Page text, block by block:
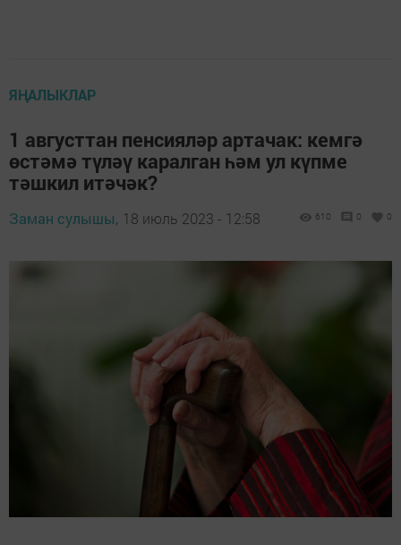
ЯҢАЛЫКЛАР
1 августтан пенсияләр артачак: кемгә
өстәмә түләү каралган һәм ул күпме
тәшкил итәчәк?
Заман сулышы, 18 июль 2023 - 12:58 610 0 0